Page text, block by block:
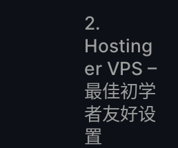
2.
Hosting
er VPS –
最佳初学
者友好设
置